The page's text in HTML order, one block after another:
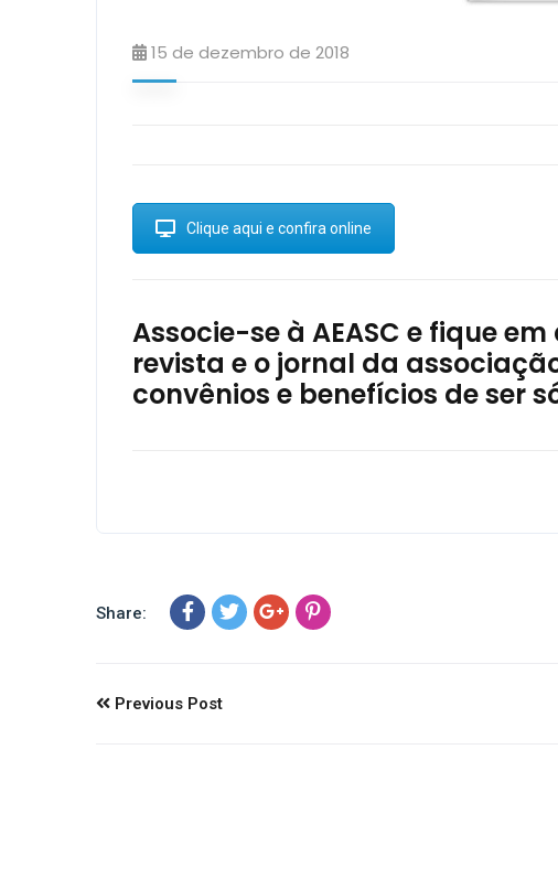
15 de dezembro de 2018
Clique aqui e confira online
Associe-se à AEASC e fique
revista e o jornal da
convênios e benefícios de ser
Share:
Previous Post